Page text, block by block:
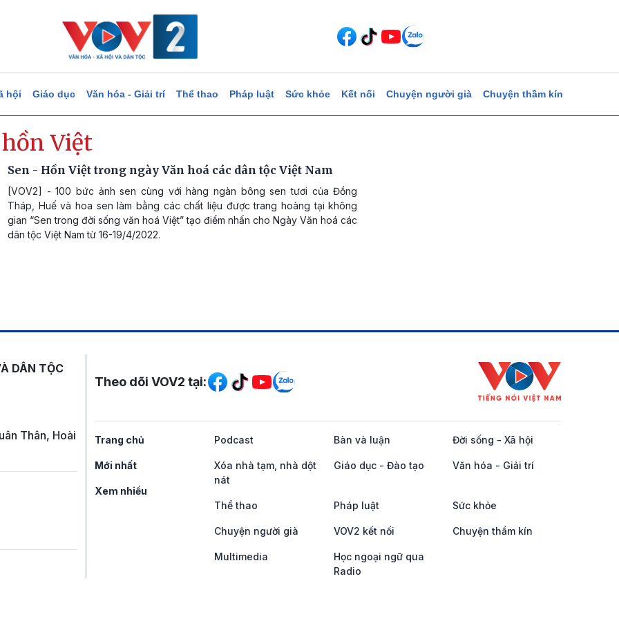
hội Giáo dục Văn hóa - Giải trí Thể thao Pháp luật Sức khỏe Kết nối Chuyện người già Chuyện thầm kín
Việt
Sen - Hồn Việt trong ngày Văn hoá các dân tộc Việt Nam
[VOV2] - 100 bức ảnh sen cùng với hàng ngàn bông sen tươi của Đồng
Tháp, Huế và hoa sen làm bằng các chất liệu được trang hoàng tại không
gian “Sen trong đời sống văn hoá Việt” tạo điểm nhấn cho Ngày Văn hoá các
dân tộc Việt Nam từ 16-19/4/2022.
DÂN TỘC
Thân, Hoài
Mạng xã hội
Theo dõi VOV2 tại:
Trang chủ
Mới nhất
Xem nhiều
Podcast Bàn và luận Đời sống - Xã hội
Xóa nhà tạm, nhà dột
nát
Giáo dục - Đào tạo Văn hóa - Giải trí
Thể thao Pháp luật Sức khỏe
Chuyện người già VOV2 kết nối Chuyện thầm kín
Multimedia
Học ngoại ngữ qua
Radio